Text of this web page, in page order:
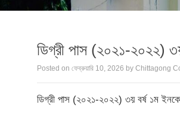
ডিগ্রী পাস (২০২১-২০২২)
Posted on ফেব্রুয়ারি 10, 2026 by Chittagong
ডিগ্রী পাস (২০২১-২০২২) ৩য় বর্ষ ১ম